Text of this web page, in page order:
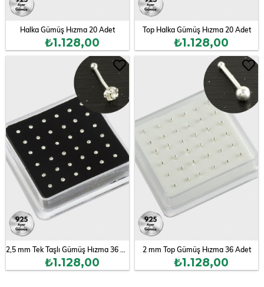
Halka Gümüş Hızma 20 Adet
₺1.128,00
Top Halka Gümüş Hızma 20 Adet
₺1.128,00
₺1.128,00
2 mm Top Gümüş Hızma 36 Adet
₺1.128,00